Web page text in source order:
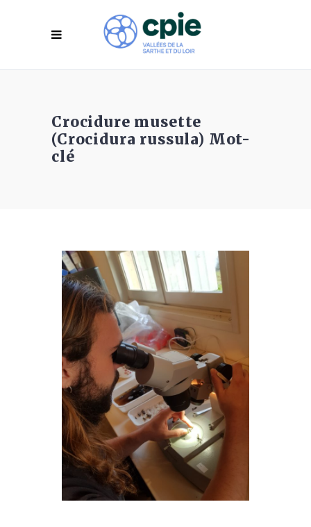
Crocidure musette
(Crocidura russula) Mot-
clé